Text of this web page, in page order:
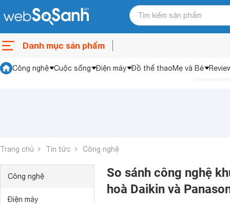
Danh mục sản phẩm
Công nghệ Cuộc sống Điện máy Đồ thể thaoMẹ và Bé
Trang chủ Tin tức Công nghệ
Công nghệ
Điện máy
So sánh công nghệ
hoà Daikin và